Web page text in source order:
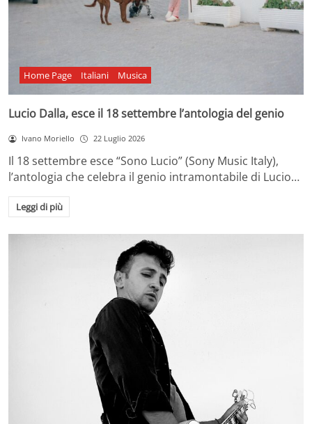
Home Page Italiani Musica
Lucio Dalla, esce il 18 settembre l’antologia del genio
Ivano Moriello 22 Luglio 2026
Il 18 settembre esce “Sono Lucio” (Sony Music Italy),
l’antologia che celebra il genio intramontabile di Lucio…
Leggi di più